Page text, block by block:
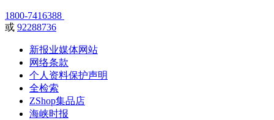
1800-7416388
或 92288736
新报业媒体网站
网络条款
个人资料保护声明
全检索
ZShop集品店
海峡时报